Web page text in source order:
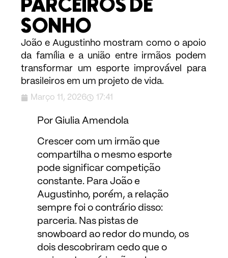
PARCEIROS DE
SONHO
João e Augustinho mostram como o apoio
da família e a união entre irmãos podem
transformar um esporte improvável para
brasileiros em um projeto de vida.
Março 11, 2026 17:41
Por Giulia Amendola
Crescer com um irmão que
compartilha o mesmo esporte
pode significar competição
constante. Para João e
Augustinho, porém, a relação
sempre foi o contrário disso:
parceria. Nas pistas de
snowboard ao redor do mundo, os
dois descobriram cedo que o